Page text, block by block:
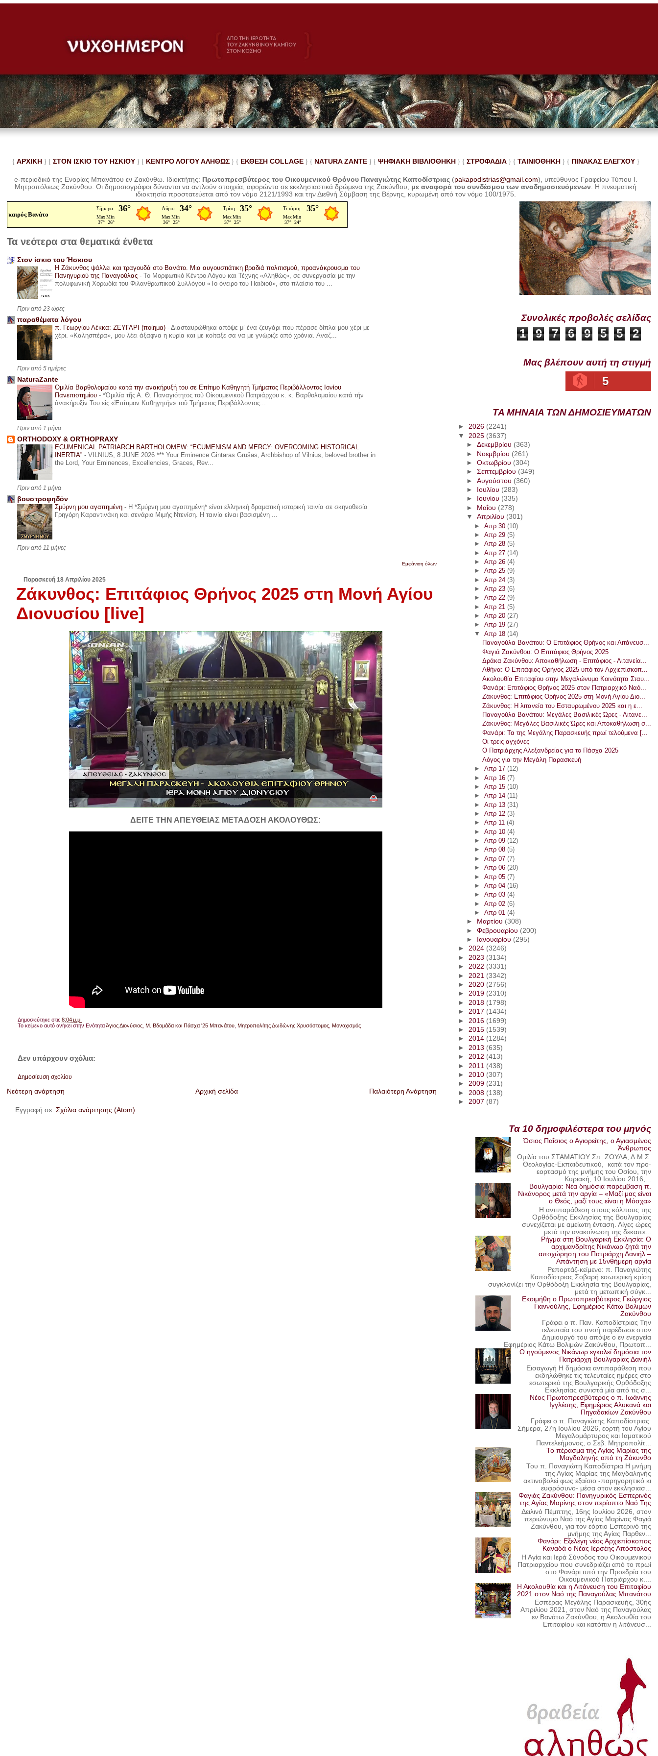
{ ΑΡΧΙΚΗ } { ΣΤΟΝ ΙΣΚΙΟ ΤΟΥ ΗΣΚΙΟΥ } { ΚΕΝΤΡΟ ΛΟΓΟΥ ΑΛΗΘΩΣ } { ΕΚΘΕΣΗ COLLAGE }{ NATURA ZANTE} { ΨΗΦΙΑΚΗ ΒΙΒΛΙΟΘΗΚΗ } { ΣΤΡΟΦΑΔΙΑ } { ΤΑΙΝΙΟΘΗΚΗ } { ΠΙΝΑΚΑΣ ΕΛΕΓΧΟΥ}
e-περιοδικό της Ενορίας Μπανάτου εν Ζακύνθω. Ιδιοκτήτης: Πρωτοπρεσβύτερος του Οικουμενικού Θρόνου Παναγιώτης Καποδίστριας (pakapodistrias@gmail.com), υπεύθυνος Γραφείου Τύπου Ι.
Μητροπόλεως Ζακύνθου.Οι δημοσιογράφοι δύνανται να αντλούν στοιχεία, αφορώντα σε εκκλησιαστικά δρώμενα της Ζακύνθου, με αναφορά του συνδέσμου των αναδημοσιευόμενων . Ηπνευματική
ιδιοκτησία προστατεύεται από τον νόμο 2121/1993 και την Διεθνή Σύμβαση της Βέρνης, κυρωμένη από τον νόμο 100/1975.
καιρός Βανάτο
Τα νεότερα στα θεματικά ένθετα
Στον ίσκιο του Ήσκιου
Η Ζάκυνθος ψάλλει και τραγουδά στο Βανάτο. Μια αυγουστιάτικη βραδιά πολιτισμού, προανάκρουσμα του
Πανηγυριού της Παναγούλας - Το Μορφωτικό Κέντρο Λόγου και Τέχνης «Αληθώς», σε συνεργασία με την
πολυφωνική Χορωδία του Φιλανθρωπικού Συλλόγου «Το όνειρο του Παιδιού», στο πλαίσιο του ...
Πριν από 23 ώρες
παραθέματα λόγου
π. Γεωργίου Λέκκα: ΖΕΥΓΑΡΙ (ποίημα) - Διασταυρώθηκα απόψε μ’ ένα ζευγάρι που πέρασε δίπλα μου χέρι με
χέρι. «Καλησπέρα», μου λέει άξαφνα η κυρία και με κοίταξε σα να με γνώριζε από χρόνια. Αναζ...
Πριν από 5 ημέρες
NaturaZante
Ομιλία Βαρθολομαίου κατά την ανακήρυξή του σε Επίτιμο Καθηγητή Τμήματος Περιβάλλοντος Ιονίου
Πανεπιστημίου - *Ὁμιλία τῆς Α. Θ. Παναγιότητος τοῦ Οἰκουμενικοῦ Πατριάρχου κ. κ. Βαρθολομαίου κατά τήν
ἀνακήρυξίν Του εἰς «Ἐπίτιμον Καθηγητήν» τοῦ Τμήματος Περιβάλλοντος...
Πριν από 1 μήνα
ORTHODOXY & ORTHOPRAXY
ECUMENICAL PATRIARCH BARTHOLOMEW: “ECUMENISM AND MERCY: OVERCOMING HISTORICAL
INERTIA” - VILNIUS, 8 JUNE 2026 *** Your Eminence Gintaras Grušas, Archbishop of Vilnius, beloved brother in
the Lord, Your Eminences, Excellencies, Graces, Rev...
Πριν από 1 μήνα
βουστροφηδόν
Σμύρνη μου αγαπημένη - Η *Σμύρνη μου αγαπημένη* είναι ελληνική δραματική ιστορική ταινία σε σκηνοθεσία
Γρηγόρη Καραντινάκη και σενάριο Μιμής Ντενίση. Η ταινία είναι βασισμένη ...
Πριν από 11 μήνες
Εμφάνιση όλων
Παρασκευή 18 Απριλίου 2025
Ζάκυνθος: Επιτάφιος Θρήνος 2025 στη Μονή Αγίου
Διονυσίου [live]
ΔΕΙΤΕ ΤΗΝ ΑΠΕΥΘΕΙΑΣ ΜΕΤΑΔΟΣΗ ΑΚΟΛΟΥΘΩΣ:
Δημοσιεύτηκε στις8:04 μ.μ.
Το κείμενο αυτό ανήκει στην ΕνότηταΆγιος Διονύσιος ,Μ. Βδομάδα και Πάσχα '25 Μπανάτου ,Μητροπολίτης Δωδώνης Χρυσόστομος ,Μοναχισμός
Δεν υπάρχουν σχόλια:
Δημοσίευση σχολίου
Νεότερη ανάρτηση Παλαιότερη Ανάρτηση
Αρχική σελίδα
Εγγραφή σε:Σχόλια ανάρτησης (Atom)
Συνολικές προβολές σελίδας
1 9 7 6 9 5 5 2
Μας βλέπουν αυτή τη στιγμή
5
ΤΑ ΜΗΝΑΙΑ ΤΩΝ ΔΗΜΟΣΙΕΥΜΑΤΩΝ
►2026 (2241)
▼ 2025 (3637)
► Δεκεμβρίου (363)
► Νοεμβρίου (261)
► Οκτωβρίου (304)
► Σεπτεμβρίου (349)
► Αυγούστου (360)
►
Ιουλίου (283)
►
Ιουνίου (335)
►
Μαΐου (278)
▼ Απριλίου (301)
► Απρ 30 (10)
► Απρ 29 (5)
► Απρ 28 (5)
► Απρ 27 (14)
► Απρ 26 (4)
► Απρ 25 (9)
► Απρ 24 (3)
► Απρ 23 (6)
► Απρ 22 (9)
► Απρ 21 (5)
► Απρ 20 (27)
► Απρ 19 (27)
▼ Απρ 18 (14)
Παναγούλα Βανάτου: Ο Επιτάφιος Θρήνος και Λιτάνευσ...
Φαγιά Ζακύνθου: Ο Επιτάφιος Θρήνος 2025
Δράκα Ζακύνθου: Αποκαθήλωση - Επιτάφιος - Λιτανεία...
Αθήνα: Ο Επιτάφιος Θρήνος 2025 υπό τον Αρχιεπίσκοπ...
Ακολουθία Επιταφίου στην Μεγαλώνυμο Κοινότητα Σταυ...
Φανάρι: Επιτάφιος Θρήνος 2025 στον Πατριαρχικό Ναό...
Ζάκυνθος: Επιτάφιος Θρήνος 2025 στη Μονή Αγίου Διο...
Ζάκυνθος: Η λιτανεία του Εσταυρωμένου 2025 και η ε...
Παναγούλα Βανάτου: Μεγάλες Βασιλικές Ώρες - Λιτανε...
Ζάκυνθος: Μεγάλες Βασιλικές Ώρες και Αποκαθήλωση σ...
Φανάρι: Τα της Μεγάλης Παρασκευής πρωί τελούμενα [...
Οι τρεις αγχόνες
Ο Πατριάρχης Αλεξανδρείας για το Πάσχα 2025
Λόγος για την Μεγάλη Παρασκευή
► Απρ 17 (12)
► Απρ 16 (7)
► Απρ 15 (10)
► Απρ 14 (11)
► Απρ 13 (31)
► Απρ 12 (3)
► Απρ 11 (4)
► Απρ 10 (4)
► Απρ 09 (12)
► Απρ 08 (5)
► Απρ 07 (7)
► Απρ 06 (20)
► Απρ 05 (7)
► Απρ 04 (16)
► Απρ 03 (4)
► Απρ 02 (6)
► Απρ 01 (4)
►
Μαρτίου (308)
► Φεβρουαρίου (200)
►
Ιανουαρίου (295)
►2024 (3246)
► 2023 (3134)
►2022 (3331)
► 2021 (3342)
►2020 (2756)
►2019 (2310)
► 2018 (1798)
►2017 (1434)
► 2016 (1699)
► 2015 (1539)
►2014 (1284)
► 2013 (635)
►2012 (413)
► 2011 (438)
► 2010 (307)
►2009 (231)
► 2008 (138)
►2007 (87)
Τα 10 δημοφιλέστερα του μηνός
Όσιος Παΐσιος ο Αγιορείτης, ο Αγιασμένος
Άνθρωπος
Ομιλία του ΣΤΑΜΑΤΙΟΥ Σπ. ΖΟΥΛΑ, Δ.Μ.Σ.
Θεολογίας-Εκπαιδευτικού, κατά τον προ-
εορτασμό της μνήμης του Οσίου, την
Κυριακή, 10 Ιουλίου 2016,...
Βουλγαρία: Νέα δημόσια παρέμβαση π.
Νικάνορος μετά την αργία – «Μαζί μας είναι
ο Θεός, μαζί τους είναι η Μόσχα»
Η αντιπαράθεση στους κόλπους της
Ορθόδοξης Εκκλησίας της Βουλγαρίας
συνεχίζεται με αμείωτη ένταση. Λίγες ώρες
μετά την ανακοίνωση της δεκαπε...
Ρήγμα στη Βουλγαρική Εκκλησία: Ο
αρχιμανδρίτης Νικάνωρ ζητά την
αποχώρηση του Πατριάρχη Δανιήλ –
Απάντηση με 15νθήμερη αργία
Ρεπορτάζ-κείμενο: π. Παναγιώτης
Καποδίστριας Σοβαρή εσωτερική κρίση
συγκλονίζει την Ορθόδοξη Εκκλησία της Βουλγαρίας,
μετά τη μετωπική σύγκ...
Εκοιμήθη ο Πρωτοπρεσβύτερος Γεώργιος
Γιαννούλης, Εφημέριος Κάτω Βολιμών
Ζακύνθου
Γράφει ο π. Παν. Καποδίστριας Την
τελευταία του πνοή παρέδωσε στον
Δημιουργό του απόψε ο εν ενεργεία
Εφημέριος Κάτω Βολιμών Ζακύνθου, Πρωτοπ...
Ο ηγούμενος Νικάνωρ εγκαλεί δημόσια τον
Πατριάρχη Βουλγαρίας Δανιήλ
Εισαγωγή Η δημόσια αντιπαράθεση που
εκδηλώθηκε τις τελευταίες ημέρες στο
εσωτερικό της Βουλγαρικής Ορθόδοξης
Εκκλησίας συνιστά μία από τις σ...
Νέος Πρωτοπρεσβύτερος ο π. Ιωάννης
Ιγγλέσης, Εφημέριος Αλυκανά και
Πηγαδακίων Ζακύνθου
Γράφει ο π. Παναγιώτης Καποδίστριας
Σήμερα, 27η Ιουλίου 2026, εορτή του Αγίου
Μεγαλομάρτυρος και Ιαματικού
Παντελεήμονος, ο Σεβ. Μητροπολίτ...
Το πέρασμα της Αγίας Μαρίας της
Μαγδαληνής από τη Ζάκυνθο
Του π. Παναγιώτη Καποδίστρια Η μνήμη
της Αγίας Μαρίας της Μαγδαληνής
ακτινοβολεί φως εξαίσιο -παρηγορητικό κι
ευφρόσυνο- μέσα στον εκκλησιασ...
Φαγιάς Ζακύνθου: Πανηγυρικός Εσπερινός
της Αγίας Μαρίνης στον περίοπτο Ναό Της
Δειλινό Πέμπτης, 16ης Ιουλίου 2026, στον
περιώνυμο Ναό της Αγίας Μαρίνας Φαγιά
Ζακύνθου, για τον εόρτιο Εσπερινό της
μνήμης της Αγίας Παρθεν...
Φανάρι: Εξελέγη νέος Αρχιεπίσκοπος
Καναδά ο Νέας Ιερσέης Απόστολος
Η Αγία και Ιερά Σύνοδος του Οικουμενικού
Πατριαρχείου που συνεδριάζει από το πρωί
στο Φανάρι υπό την Προεδρία του
Οικουμενικού Πατριάρχου κ....
Η Ακολουθία και η Λιτάνευση του Επιταφίου
2021 στον Ναό της Παναγούλας Μπανάτου
Εσπέρας Μεγάλης Παρασκευής, 30ής
Απριλίου 2021, στον Ναό της Παναγούλας
εν Βανάτω Ζακύνθου, η Ακολουθία του
Επιταφίου και κατόπιν η λιτάνευσ...